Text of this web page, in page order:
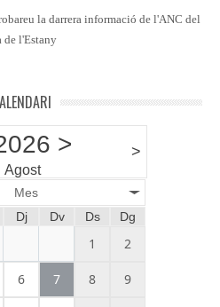
la darrera informació de l'ANC del
de l'Estany
>
Agost
>
Mes
Dj Dv Ds Dg
1 2
6 7 8 9